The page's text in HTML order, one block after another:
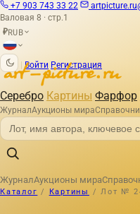
+7 903 743 33 22
Валовая 8 · стр.1
₽RUB
Войти Регистрация
Серебро Картины Фарфор
ЖурналАукционы мира
ЖурналАукционы мира
Каталог / Картины / Лот №